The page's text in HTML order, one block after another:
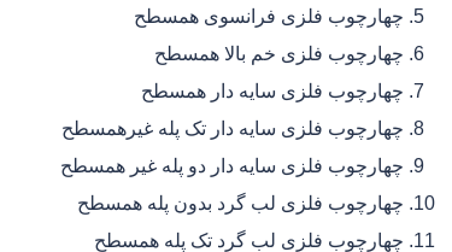
چهارچوب فلزی فرانسوی همسطح
چهارچوب فلزی خم بالا همسطح
چهارچوب فلزی سایه دار همسطح
چهارچوب فلزی سایه دار تک پله غیرهمسطح
چهارچوب فلزی سایه دار دو پله غیر همسطح
چهارچوب فلزی لب گرد بدون پله همسطح
چهارچوب فلزی لب گرد تک پله همسطح